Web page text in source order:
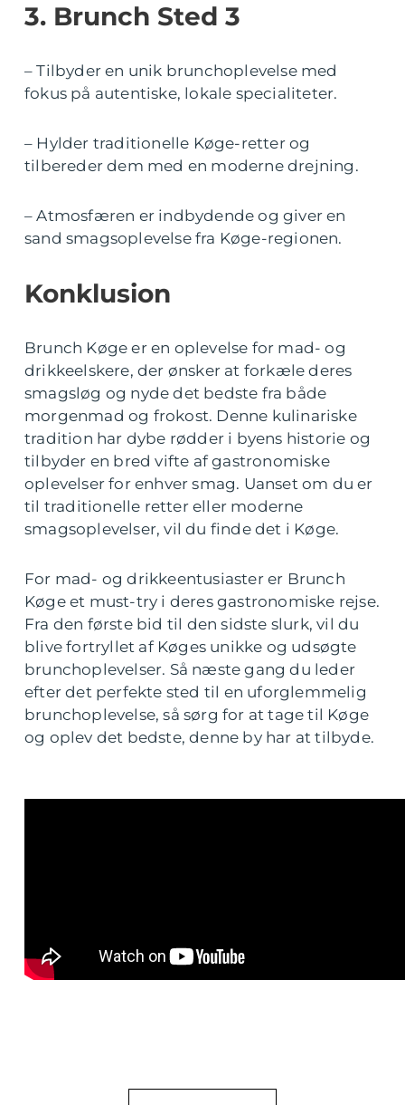
3. Brunch Sted 3
– Tilbyder en unik brunchoplevelse med
fokus på autentiske, lokale specialiteter.
– Hylder traditionelle Køge-retter og
tilbereder dem med en moderne drejning.
– Atmosfæren er indbydende og giver en
sand smagsoplevelse fra Køge-regionen.
Konklusion
Brunch Køge er en oplevelse for mad- og
drikkeelskere, der ønsker at forkæle deres
smagsløg og nyde det bedste fra både
morgenmad og frokost. Denne kulinariske
tradition har dybe rødder i byens historie og
tilbyder en bred vifte af gastronomiske
oplevelser for enhver smag. Uanset om du er
til traditionelle retter eller moderne
smagsoplevelser, vil du finde det i Køge.
For mad- og drikkeentusiaster er Brunch
Køge et must-try i deres gastronomiske rejse.
Fra den første bid til den sidste slurk, vil du
blive fortryllet af Køges unikke og udsøgte
brunchoplevelser. Så næste gang du leder
efter det perfekte sted til en uforglemmelig
brunchoplevelse, så sørg for at tage til Køge
og oplev det bedste, denne by har at tilbyde.